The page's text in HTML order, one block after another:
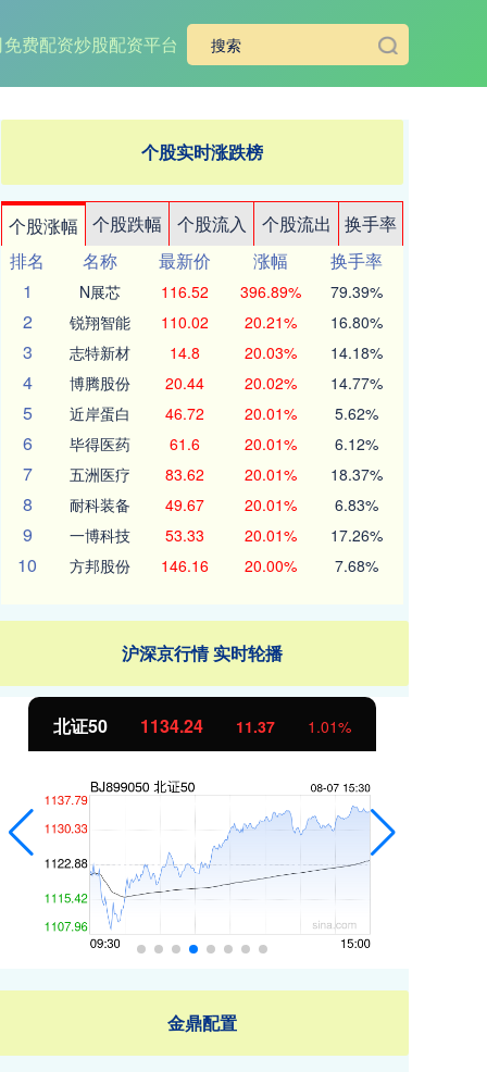
免费配资炒股配资平台
个股实时涨跌榜
个股涨幅 个股跌幅 个股流入 个股流出
换手率
排名
名称 最新价 涨幅
换手率
1
N展芯 116.52 396.89% 79.39%
2 锐翔智能 110.02 20.21% 16.80%
3 志特新材 14.8 20.03% 14.18%
4 博腾股份 20.44 20.02% 14.77%
5 近岸蛋白 46.72 20.01% 5.62%
6 毕得医药 61.6 20.01% 6.12%
7 五洲医疗 83.62 20.01% 18.37%
8 耐科装备 49.67 20.01% 6.83%
9 一博科技 53.33 20.01% 17.26%
10 方邦股份 146.16 20.00% 7.68%
沪深京行情 实时轮播
北证50 1134.24 11.37 1.01%
金鼎配置